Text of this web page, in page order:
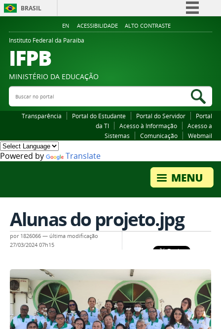
BRASIL
Simplifique!
Legislação
EN ACESSIBILIDADE ALTO CONTRASTE
Instituto Federal da Paraiba
IFPB
MINISTÉRIO DA EDUCAÇÃO
Buscar no portal
Transparência Portal do Estudante Portal do Servidor
Portal
da TI
Acesso à Informação
Acesso a
Sistemas
Comunicação Webmail
Powered by Translate
Alunas do projeto.jpg
por 1826066 — última modificação
27/03/2024 07h15